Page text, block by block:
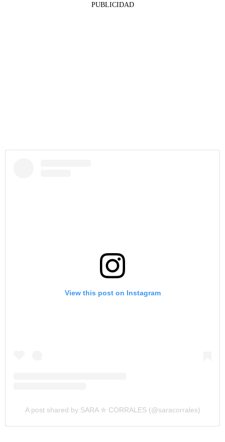
PUBLICIDAD
View this post on Instagram
A post shared by SARA ✮ CORRALES (@saracorrales)